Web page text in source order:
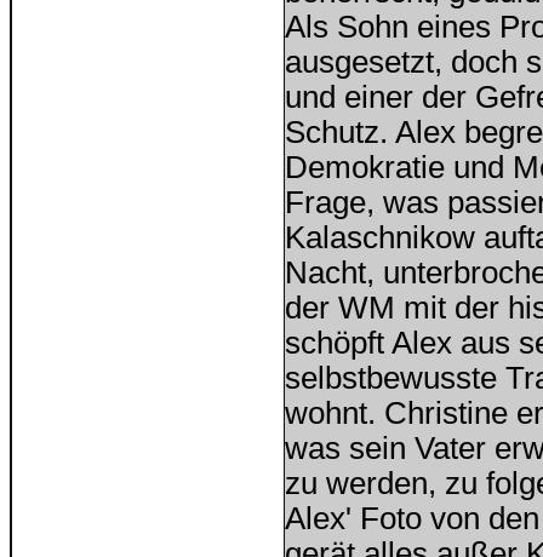
Als Sohn eines
ausgesetzt, doch
und einer der
Schutz. Alex
Demokratie und
Frage, was
Kalaschnikow
Nacht,
der WM mit der
schöpft Alex aus
selbstbewusste
wohnt. Christine
was sein Vater
zu werden, zu
Alex' Foto von